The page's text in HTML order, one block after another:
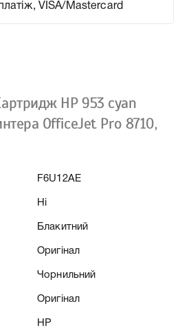
VISA/Mastercard
HP 953 cyan
OfficeJet Pro 8710,
F6U12AE
Ні
Блакитний
Оригінал
Чорнильний
Оригінал
HP